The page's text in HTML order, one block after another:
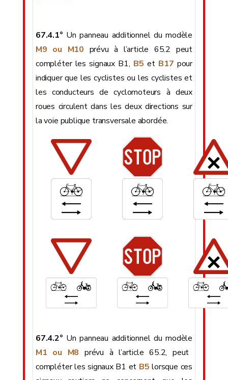
67.4.1° Un panneau additionnel du modèle
M9 ou M10 prévu à l’article 65.2 peut
compléter les signaux B1, B5 et B17 pour
indiquer que les cyclistes ou les cyclistes et
les conducteurs de cyclomoteurs à deux
roues circulent dans les deux directions sur
la voie publique transversale abordée.
67.4.2° Un panneau additionnel du modèle
M1 ou M8 prévu à l’article 65.2, peut
compléter les signaux B1 et B5 lorsque ces